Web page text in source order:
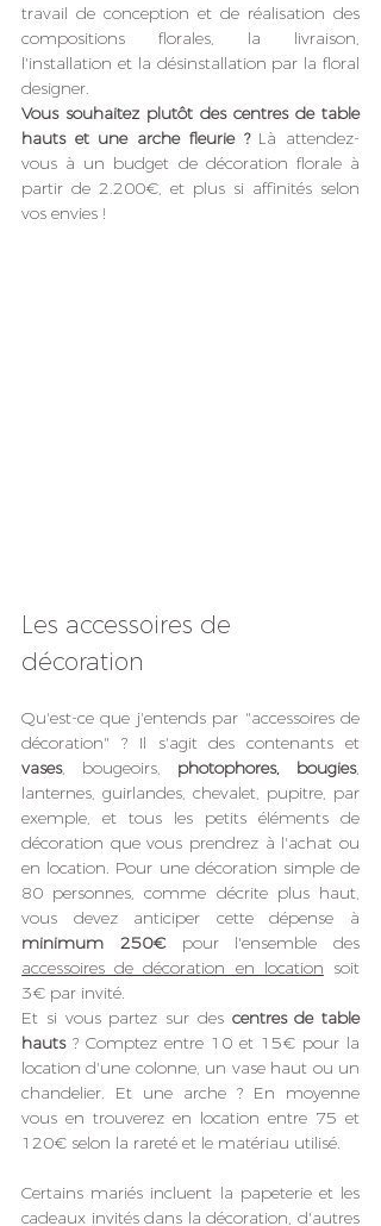
travail de conception et de réalisation des
compositions florales, la livraison,
l'installation et la désinstallation par la floral
designer.
Vous souhaitez plutôt des centres de table
hauts et une arche fleurie ? Là attendez-
vous à un budget de décoration florale à
partir de 2.200€, et plus si affinités selon
vos envies !
Les accessoires de
décoration
Qu'est-ce que j'entends par "accessoires de
vases, bougeoirs, photophores, bougies,
lanternes, guirlandes, chevalet, pupitre, par
exemple, et tous les petits éléments de
décoration que vous prendrez à l'achat ou
en location. Pour une décoration simple de
80 personnes, comme décrite plus haut,
minimum 250€
accessoires de décoration en location soit
3€ par invité.
Et si vous partez sur des centres de table
hauts ? Comptez entre 10 et 15€ pour la
location d'une colonne, un vase haut ou un
chandelier. Et une arche ? En moyenne
vous en trouverez en location entre 75 et
120€ selon la rareté et le matériau utilisé.
Certains mariés incluent la papeterie et les
cadeaux invités dans la décoration, d'autres